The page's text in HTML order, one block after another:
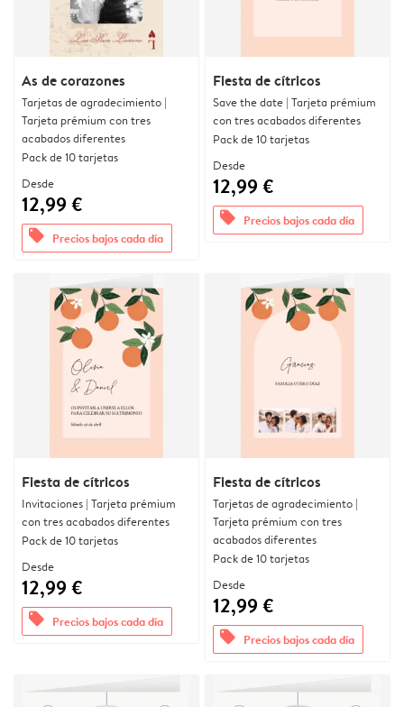
As de corazones
Tarjetas de agradecimiento |
Tarjeta prémium con tres
acabados diferentes
Pack de 10 tarjetas
Desde
12,99 €
offers Precios bajos cada día
Fiesta de cítricos
Save the date | Tarjeta prémium
con tres acabados diferentes
Pack de 10 tarjetas
Desde
12,99 €
offers Precios bajos cada día
Fiesta de cítricos
Invitaciones | Tarjeta prémium
con tres acabados diferentes
Pack de 10 tarjetas
Desde
12,99 €
offers Precios bajos cada día
Fiesta de cítricos
Tarjetas de agradecimiento |
Tarjeta prémium con tres
acabados diferentes
Pack de 10 tarjetas
Desde
12,99 €
offers Precios bajos cada día